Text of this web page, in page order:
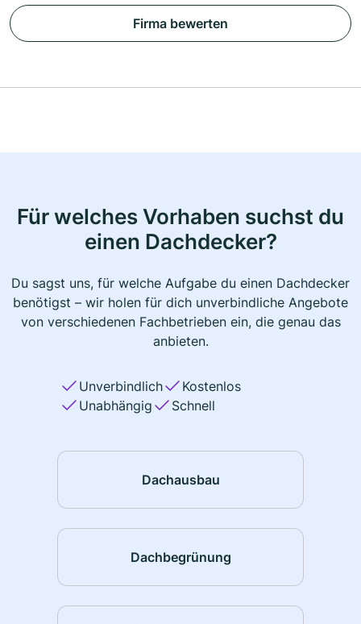
Firma bewerten
Für welches Vorhaben suchst du
einen Dachdecker?
Du sagst uns, für welche Aufgabe du einen Dachdecker
benötigst – wir holen für dich unverbindliche Angebote
von verschiedenen Fachbetrieben ein, die genau das
anbieten.
Unverbindlich
Kostenlos
Unabhängig
Schnell
Dachausbau
Dachbegrünung